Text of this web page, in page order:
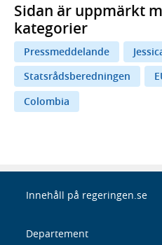
Sidan är uppmärkt
kategorier
Pressmeddelande
Statsrådsberedningen
Colombia
Innehåll på regeringen.se
Departement